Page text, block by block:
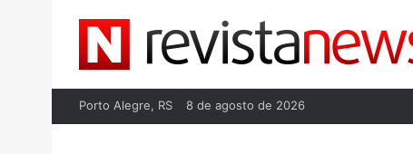
Porto Alegre, RS 8 de agosto de 2026